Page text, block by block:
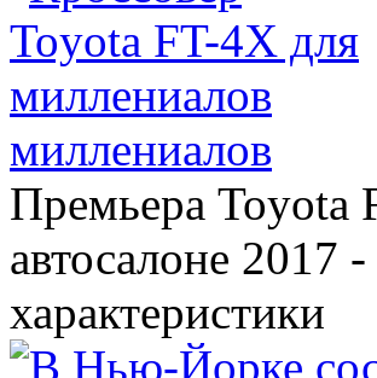
миллениалов
Премьера Toyota
автосалоне 2017
характеристики